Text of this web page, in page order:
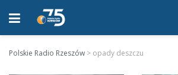
Polskie Radio Rzeszów > opady deszczu